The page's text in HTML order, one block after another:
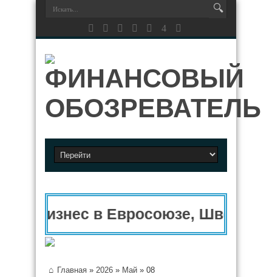
Бизнес в Евросоюзе,
Главная » 2026 » Май » 08